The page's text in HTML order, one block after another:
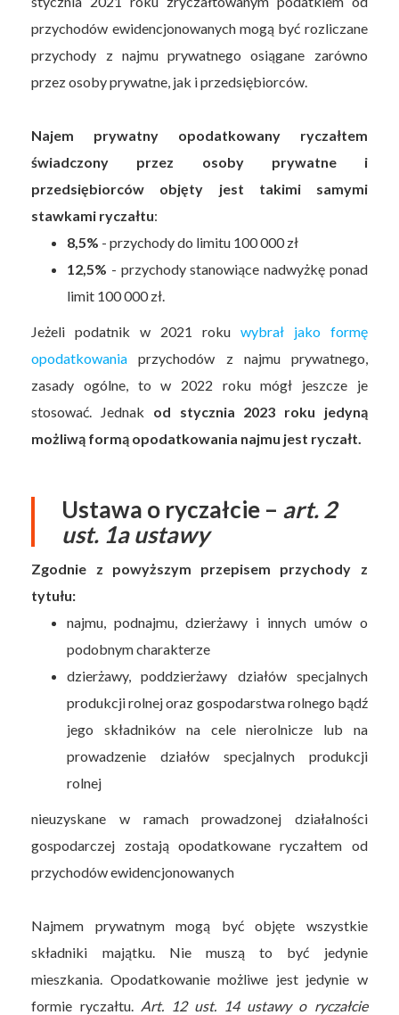
przychodów ewidencjonowanych mogą być rozliczane
przychody z najmu prywatnego osiągane zarówno
przez osoby prywatne, jak i przedsiębiorców.
Najem prywatny opodatkowany ryczałtem
świadczony przez osoby prywatne i
przedsiębiorców objęty jest takimi samymi
stawkami ryczałtu:
8,5% - przychody do limitu 100 000 zł
12,5% - przychody stanowiące nadwyżkę ponad
limit 100 000 zł.
Jeżeli podatnik w 2021 roku wybrał jako formę
opodatkowania przychodów z najmu prywatnego,
zasady ogólne, to w 2022 roku mógł jeszcze je
stosować. Jednak od stycznia 2023 roku jedyną
możliwą formą opodatkowania najmu jest ryczałt.
Ustawa o ryczałcie – art. 2
ust. 1a ustawy
Zgodnie z powyższym przepisem przychody z
tytułu:
najmu, podnajmu, dzierżawy i innych umów o
podobnym charakterze
dzierżawy, poddzierżawy działów specjalnych
produkcji rolnej oraz gospodarstwa rolnego bądź
jego składników na cele nierolnicze lub na
prowadzenie działów specjalnych produkcji
rolnej
nieuzyskane w ramach prowadzonej działalności
gospodarczej zostają opodatkowane ryczałtem od
przychodów ewidencjonowanych
Najmem prywatnym mogą być objęte wszystkie
składniki majątku. Nie muszą to być jedynie
mieszkania. Opodatkowanie możliwe jest jedynie w
formie ryczałtu. Art. 12 ust. 14 ustawy o ryczałcie